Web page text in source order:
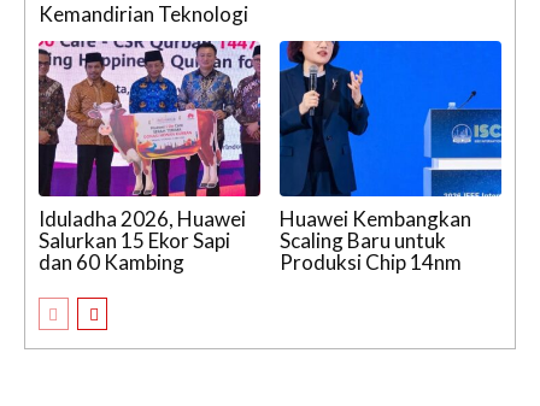
Kemandirian Teknologi
Iduladha 2026, Huawei
Salurkan 15 Ekor Sapi
dan 60 Kambing
Huawei Kembangkan
Scaling Baru untuk
Produksi Chip 14nm